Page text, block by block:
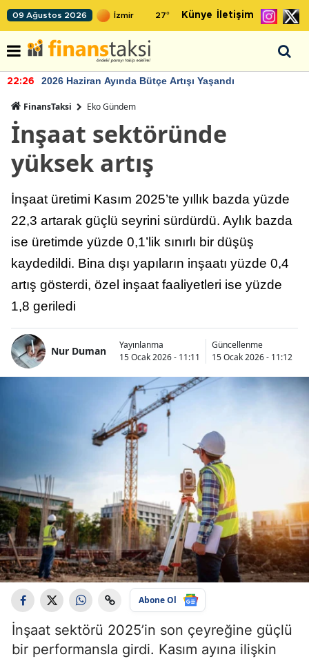
09 Ağustos 2026 27° Künye İletişim
22:26 2026 Haziran Ayında Bütçe Artışı Yaşandı
FinansTaksi Eko Gündem
İnşaat sektöründe
yüksek artış
İnşaat üretimi Kasım 2025’te yıllık bazda yüzde
22,3 artarak güçlü seyrini sürdürdü. Aylık bazda
ise üretimde yüzde 0,1’lik sınırlı bir düşüş
kaydedildi. Bina dışı yapıların inşaatı yüzde 0,4
artış gösterdi, özel inşaat faaliyetleri ise yüzde
1,8 geriledi
Nur Duman
Yayınlanma
15 Ocak 2026 - 11:11
Güncellenme
15 Ocak 2026 - 11:12
Abone Ol
İnşaat sektörü 2025’in son çeyreğine güçlü
bir performansla girdi. Kasım ayına ilişkin